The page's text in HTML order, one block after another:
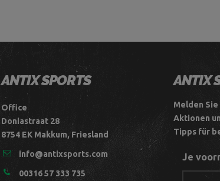
ANTIX SPORTS
Office
Doniastraat 28
8754 EK Makkum, Friesland
info@antixsports.com
00316 57 333 735
ANTIX
Melden
Aktionen
Tipps für
Je